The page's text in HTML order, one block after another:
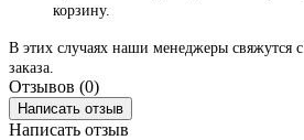
корзину.
В этих случаях наши менеджеры свяжутся
заказа.
Отзывов (0)
Написать отзыв
Написать отзыв